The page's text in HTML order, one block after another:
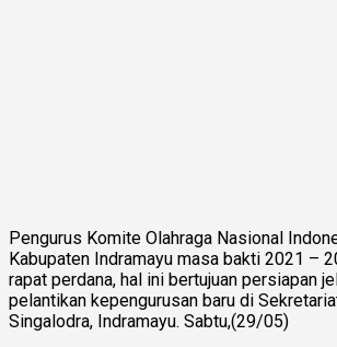
Pengurus Komite Olahraga Nasional
Kabupaten Indramayu masa bakti 2021 –
rapat perdana, hal ini bertujuan persiapan
pelantikan kepengurusan baru di
Singalodra, Indramayu. Sabtu,(29/05)